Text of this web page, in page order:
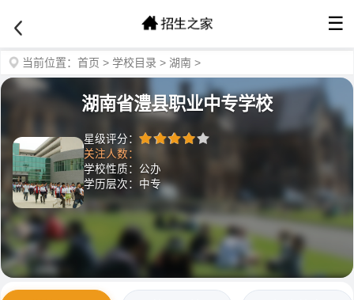
☰
当前位置： 首页 > 学校目录 > 湖南 >
湖南省澧县职业中专学校
星级评分：
关注人数：
学校性质：公办
学历层次：中专